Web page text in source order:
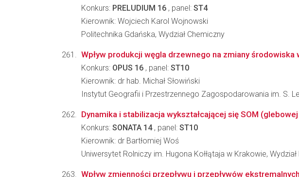
Konkurs: PRELUDIUM 16 , panel: ST4
Kierownik: Wojciech Karol Wojnowski
Politechnika Gdańska, Wydział Chemiczny
Wpływ produkcji węgla drzewnego na zmiany
Konkurs: OPUS 16 , panel: ST10
Kierownik: dr hab. Michał Słowiński
Instytut Geografii i Przestrzennego Zagospodarowania im. S.
Dynamika i stabilizacja wykształcającej się SOM
Konkurs: SONATA 14, panel: ST10
Kierownik: dr Bartłomiej Woś
Uniwersytet Rolniczy im. Hugona Kołłątaja w Krakowie, Wydział
Wpływ zmienności przepływu i przepływów